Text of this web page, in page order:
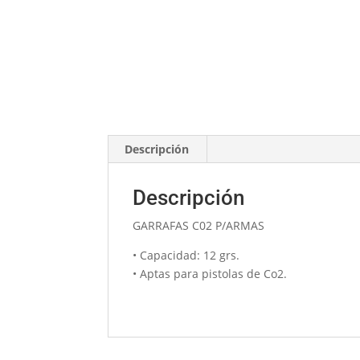
Descripción
Descripción
GARRAFAS C02 P/ARMAS
• Capacidad: 12 grs.
• Aptas para pistolas de Co2.